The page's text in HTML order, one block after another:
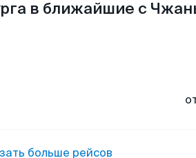
в ближайшие с
больше рейсов